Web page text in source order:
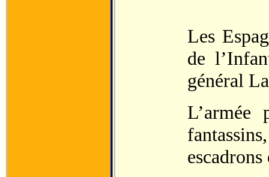
Les
de
général
L’armée